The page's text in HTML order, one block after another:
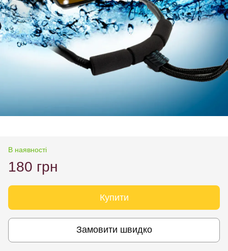
В наявності
180 грн
Купити
Замовити швидко